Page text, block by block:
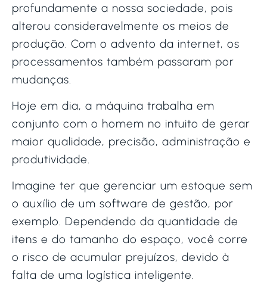
profundamente a nossa sociedade, pois
alterou consideravelmente os meios de
produção. Com o advento da internet, os
processamentos também passaram por
mudanças.
Hoje em dia, a máquina trabalha em
conjunto com o homem no intuito de gerar
maior qualidade, precisão, administração e
produtividade.
Imagine ter que gerenciar um estoque sem
o auxílio de um software de gestão, por
exemplo. Dependendo da quantidade de
itens e do tamanho do espaço, você corre
o risco de acumular prejuízos, devido à
falta de uma logística inteligente.